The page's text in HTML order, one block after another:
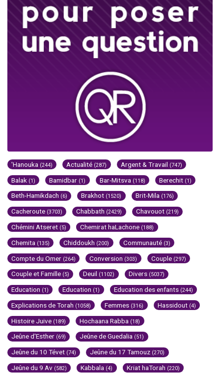
'Hanouka (244) Actualité (287) Argent & Travail (747)
Balak (1) Bamidbar (1) Bar-Mitsva (118) Berechit (1)
Beth-Hamikdach (6) Brakhot (1520) Brit-Mila (176)
Cacheroute (3703) Chabbath (2429) Chavouot (219)
Chémini Atseret (5) Chemirat haLachone (188)
Chemita (135) Chiddoukh (200) Communauté (3)
Compte du Omer (264) Conversion (303) Couple (297)
Couple et Famille (5) Deuil (1102) Divers (5037)
Education (1) Education (1) Education des enfants (244)
Explications de Torah (1058) Femmes (316) Hassidout (4)
Histoire Juive (189) Hochaana Rabba (18)
Jeûne d'Esther (69) Jeûne de Guedalia (51)
Jeûne du 10 Tévet (74) Jeûne du 17 Tamouz (270)
Jeûne du 9 Av (582) Kabbala (4) Kriat haTorah (220)